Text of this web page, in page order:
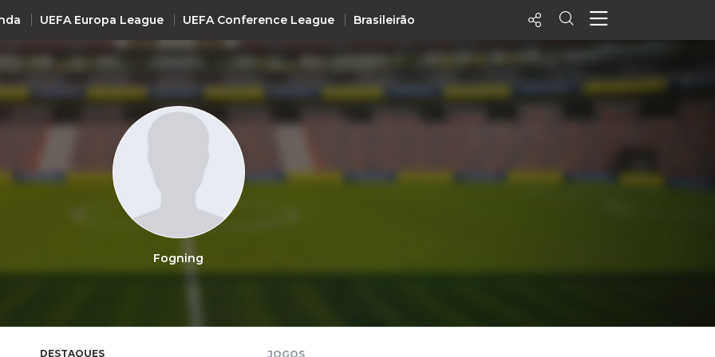
UEFA Europa League UEFA Conference League Brasileirão
INTERNACIONAL
UEFA Champions League
UEFA Europa League
UEFA Conference League
Premier League
Bundesliga
Agenda
Fogning
DESTAQUES JOGOS